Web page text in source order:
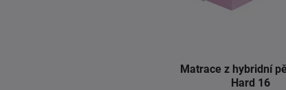
Matrace z hybridní
Hard 16